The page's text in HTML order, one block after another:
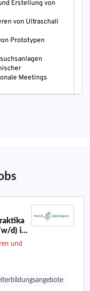
w/d) in
und